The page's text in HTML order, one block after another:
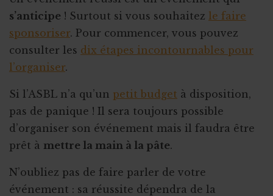
s’anticipe ! Surtout si vous souhaitez le faire
sponsoriser. Pour commencer, vous pouvez
consulter les dix étapes incontournables pour
l’organiser.
Si l’ASBL n’a qu’un petit budget à disposition,
pas de panique ! Il sera toujours possible
d’organiser son événement mais il faudra être
prêt à mettre la main à la pâte.
N’oubliez pas de faire parler de votre
événement : sa réussite dépendra de la